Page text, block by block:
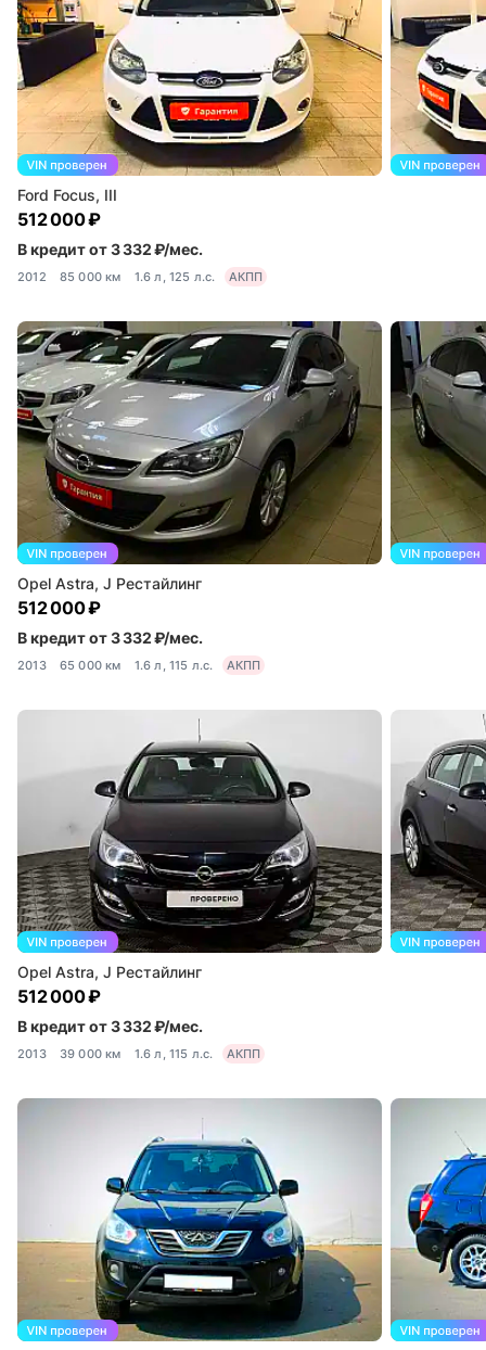
Ford Focus, III
512 000 ₽
В кредит от 3 332 ₽/мес.
2012 85 000 км 1.6 л, 125 л.с. АКПП
Opel Astra, J Рестайлинг
512 000 ₽
В кредит от 3 332 ₽/мес.
2013 65 000 км 1.6 л, 115 л.с. АКПП
Opel Astra, J Рестайлинг
512 000 ₽
В кредит от 3 332 ₽/мес.
2013 39 000 км 1.6 л, 115 л.с. АКПП